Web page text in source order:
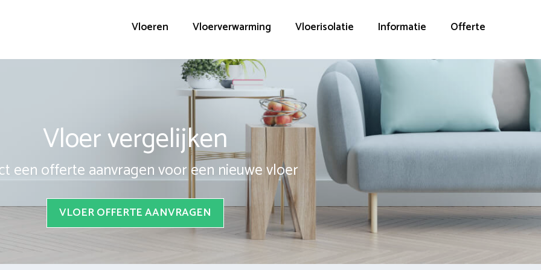
Vloeren Vloerverwarming Vloerisolatie Informatie Offerte
Vloer vergelijken
een offerte aanvragen voor een nieuwe vloer
VLOER OFFERTE AANVRAGEN